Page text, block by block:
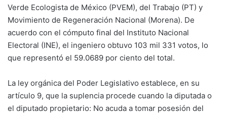
Verde Ecologista de México (PVEM), del Trabajo (PT) y
Movimiento de Regeneración Nacional (Morena). De
acuerdo con el cómputo final del Instituto Nacional
Electoral (INE), el ingeniero obtuvo 103 mil 331 votos, lo
que representó el 59.0689 por ciento del total.
La ley orgánica del Poder Legislativo establece, en su
artículo 9, que la suplencia procede cuando la diputada o
el diputado propietario: No acuda a tomar posesión del